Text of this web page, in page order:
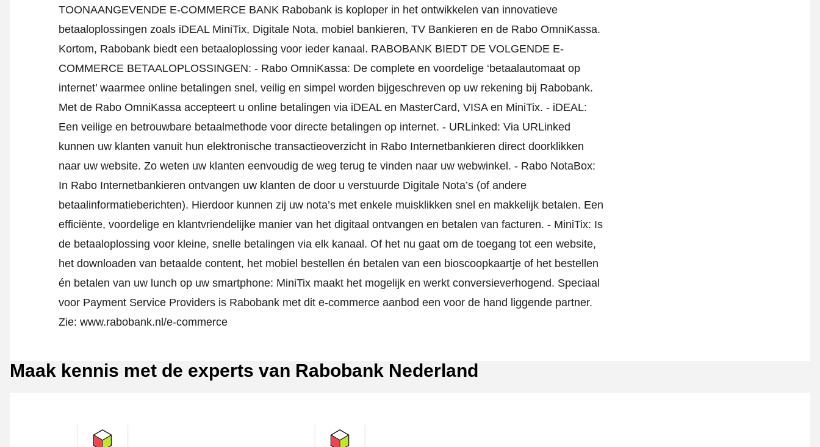
TOONAANGEVENDE E-COMMERCE BANK Rabobank is koploper in het ontwikkelen van innovatieve
betaaloplossingen zoals iDEAL MiniTix, Digitale Nota, mobiel bankieren, TV Bankieren en de Rabo OmniKassa.
Kortom, Rabobank biedt een betaaloplossing voor ieder kanaal. RABOBANK BIEDT DE VOLGENDE E-
COMMERCE BETAALOPLOSSINGEN: - Rabo OmniKassa: De complete en voordelige ‘betaalautomaat op
internet’ waarmee online betalingen snel, veilig en simpel worden bijgeschreven op uw rekening bij Rabobank.
Met de Rabo OmniKassa accepteert u online betalingen via iDEAL en MasterCard, VISA en MiniTix. - iDEAL:
Een veilige en betrouwbare betaalmethode voor directe betalingen op internet. - URLinked: Via URLinked
kunnen uw klanten vanuit hun elektronische transactieoverzicht in Rabo Internetbankieren direct doorklikken
naar uw website. Zo weten uw klanten eenvoudig de weg terug te vinden naar uw webwinkel. - Rabo NotaBox:
In Rabo Internetbankieren ontvangen uw klanten de door u verstuurde Digitale Nota’s (of andere
betaalinformatieberichten). Hierdoor kunnen zij uw nota’s met enkele muisklikken snel en makkelijk betalen. Een
efficiënte, voordelige en klantvriendelijke manier van het digitaal ontvangen en betalen van facturen. - MiniTix: Is
de betaaloplossing voor kleine, snelle betalingen via elk kanaal. Of het nu gaat om de toegang tot een website,
het downloaden van betaalde content, het mobiel bestellen én betalen van een bioscoopkaartje of het bestellen
én betalen van uw lunch op uw smartphone: MiniTix maakt het mogelijk en werkt conversieverhogend. Speciaal
voor Payment Service Providers is Rabobank met dit e-commerce aanbod een voor de hand liggende partner.
Zie: www.rabobank.nl/e-commerce
Maak kennis met de experts van Rabobank Nederland